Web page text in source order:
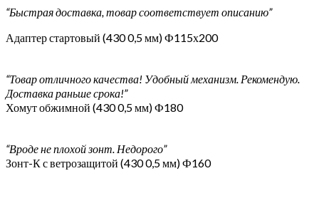
“Быстрая доставка, товар соответствует описанию”
Адаптер стартовый (430 0,5 мм) Ф115х200
“Товар отличного качества! Удобный механизм. Рекомендую.
Доставка раньше срока!”
Хомут обжимной (430 0,5 мм) Ф180
“Вроде не плохой зонт. Недорого”
Зонт-К с ветрозащитой (430 0,5 мм) Ф160